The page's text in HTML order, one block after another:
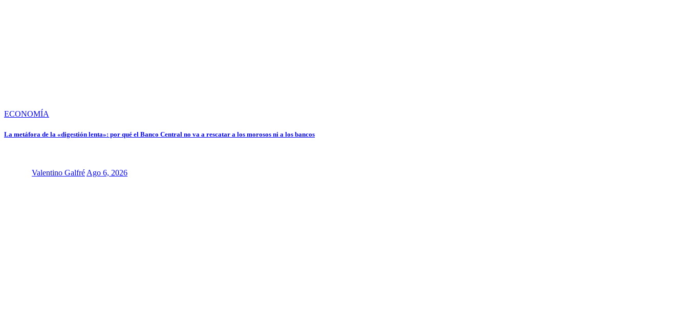
ECONOMÍA
La metáfora de la «digestión lenta»: por qué el Banco Central no va a rescatar a los morosos ni a los bancos
Valentino Galfré Ago 6, 2026